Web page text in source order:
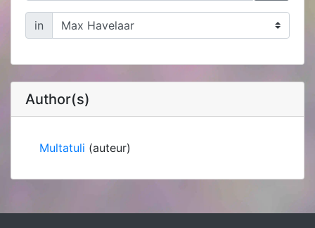
in
Author(s)
Multatuli (auteur)